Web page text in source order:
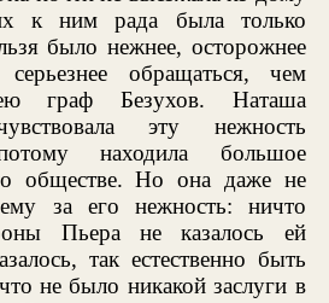
к ним рада была только
было нежнее, осторожнее
обращаться, чем
граф Безухов. Наташа
эту нежность
находила большое
обществе. Но она даже не
за его нежность: ничто
Пьера не казалось ей
так естественно быть
не было никакой заслуги в